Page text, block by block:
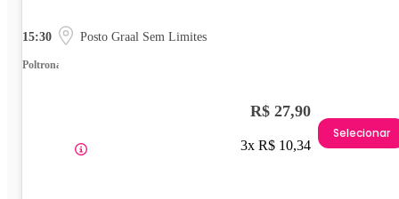
15:30 Posto Graal Sem Limites
Poltrona
R$ 27,90
3x R$ 10,34
Selecionar